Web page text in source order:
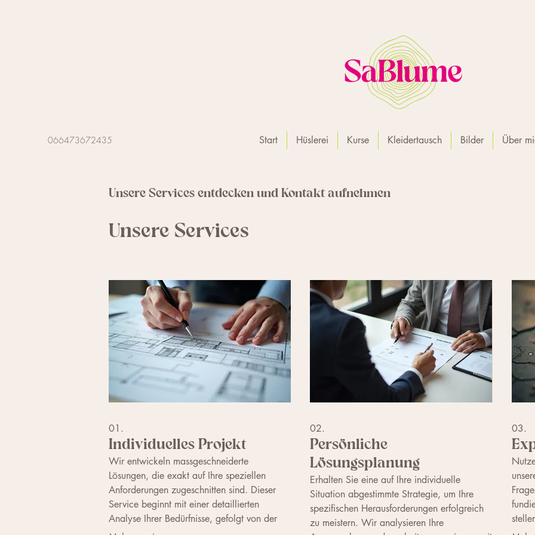
066473672435 Start Hüslerei Kurse Kleidertausch Bilder Über
Unsere Services entdecken und Kontakt aufnehmen
Unsere Services
01.
Individuelles Projekt
Wir entwickeln massgeschneiderte
Lösungen, die exakt auf Ihre speziellen
Anforderungen zugeschnitten sind. Dieser
Service beginnt mit einer detaillierten
Analyse Ihrer Bedürfnisse, gefolgt von der
02.
Persönliche
Lösungsplanung
Erhalten Sie eine auf Ihre individuelle
Situation abgestimmte Strategie, um Ihre
spezifischen Herausforderungen erfolgreich
zu meistern. Wir analysieren Ihre
03.